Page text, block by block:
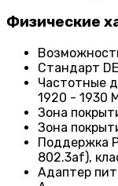
Физические
Стандарт
Частотные
1920 - 1930
Зона
Зона
Поддержка
802.3af),
Адаптер